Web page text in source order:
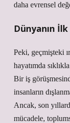
daha evrensel
Dünyanın
Peki, geçmişteki
hayatımda
Bir iş
insanların
Ancak, son
mücadele,